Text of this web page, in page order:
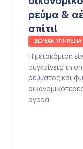
ρεύμα &
σπίτι!
ΔΩΡΕΑΝ ΥΠΗΡΕΣΙΑ
Η μετακόμιση
συγκρίνεις τη
ρεύματος και
αγορά.